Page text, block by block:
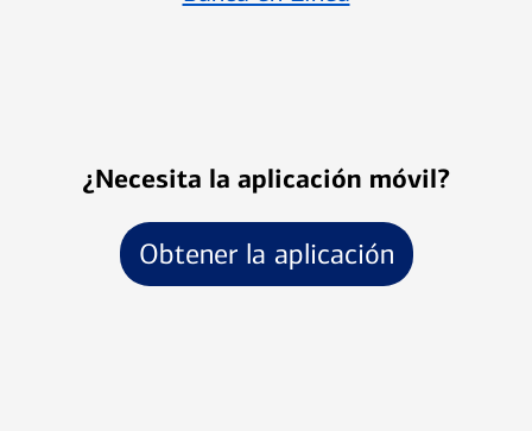
¿Necesita la aplicación móvil?
Obtener la aplicación